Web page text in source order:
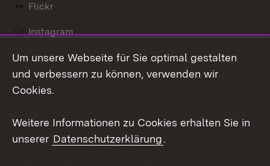
Flickr
Instagram
Social Wall
Um unsere Webseite für Sie optimal gestalten
und verbessern zu können, verwenden wir
Cookies.
Weitere Informationen zu Cookies erhalten Sie in
unserer Datenschutzerklärung.